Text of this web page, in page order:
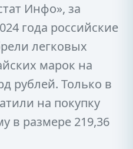
Инфо», за
года российские
легковых
марок на
рублей. Только в
на покупку
в размере 219,36